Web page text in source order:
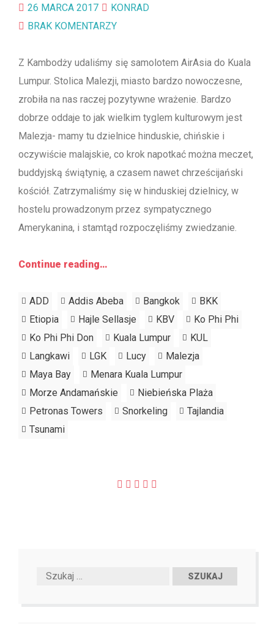
26 MARCA 2017
KONRAD
BRAK KOMENTARZY
Z Kambodży udaliśmy się samolotem AirAsia do Kuala
Lumpur. Stolica Malezji, miasto bardzo nowoczesne,
zrobiła na nas raczej pozytywne wrażenie. Bardzo
dobrze oddaje to jak wielkim tyglem kulturowym jest
Malezja- mamy tu dzielnice hinduskie, chińskie i
oczywiście malajskie, co krok napotkać można meczet,
buddyjską świątynię, a czasem nawet chrześcijański
kościół. Zatrzymaliśmy się w hinduskiej dzielnicy, w
hostelu prowadzonym przez sympatycznego
Amerykanina, i stamtąd rozpoczęliśmy zwiedzanie.
Continue reading…
ADD Addis Abeba Bangkok
BKK
Etiopia
Hajle Sellasje KBV
Ko Phi Phi
Ko Phi Phi Don
Kuala Lumpur
KUL
Langkawi
LGK Lucy
Malezja
Maya Bay
Menara Kuala Lumpur
Morze Andamańskie
Niebieńska Plaża
Petronas Towers
Snorkeling
Tajlandia
Tsunami